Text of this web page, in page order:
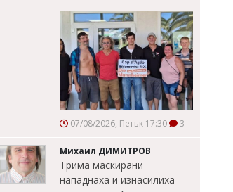
07/08/2026, Петък 17:30 3
Михаил ДИМИТРОВ
Трима маскирани
нападнаха и изнасилиха